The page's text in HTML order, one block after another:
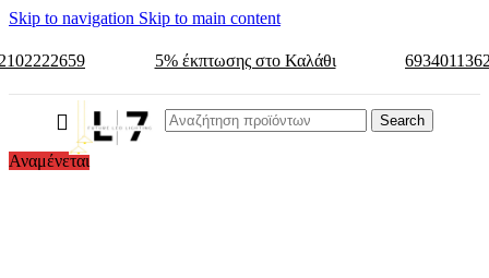
Skip to navigation Skip to main content
5% έκπτωσης στο Καλάθι
Search
Αναμένεται